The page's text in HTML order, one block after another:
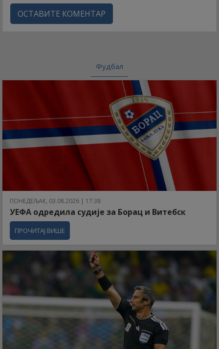
ОСТАВИТЕ КОМЕНТАР
Фудбал
ПОНЕДЕЉАК, 03.08.2026 | 17:38
УЕФА одредила судије за Борац и Витебск
ПРОЧИТАЈ ВИШЕ